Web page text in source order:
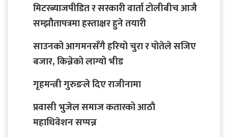
मिटरब्याजपीडित र सरकारी वार्ता टोलीबीच आजै
सम्झौतापत्रमा हस्ताक्षर हुने तयारी
साउनको आगमनसँगै हरियो चुरा र पोतेले सजिए
बजार, किन्नेको लाग्यो भीड
गृहमन्त्री गुरुङले दिए राजीनामा
प्रवासी भुजेल समाज कतारको आठाै
महाधिवेशन सप्पन्न